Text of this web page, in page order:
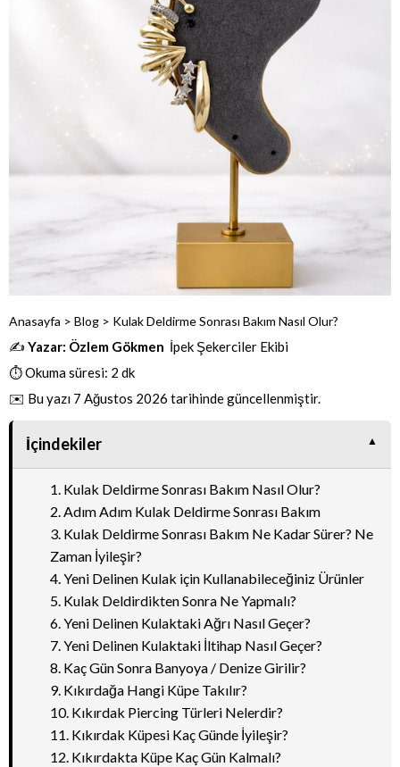
Anasayfa > Blog > Kulak Deldirme Sonrası Bakım Nasıl Olur?
✍️ Yazar: Özlem Gökmen İpek Şekerciler Ekibi
⏱️ Okuma süresi: 2 dk
✉️ Bu yazı 7 Ağustos 2026 tarihinde güncellenmiştir.
İçindekiler
1. Kulak Deldirme Sonrası Bakım Nasıl Olur?
2. Adım Adım Kulak Deldirme Sonrası Bakım
3. Kulak Deldirme Sonrası Bakım Ne Kadar Sürer? Ne
Zaman İyileşir?
4. Yeni Delinen Kulak için Kullanabileceğiniz Ürünler
5. Kulak Deldirdikten Sonra Ne Yapmalı?
6. Yeni Delinen Kulaktaki Ağrı Nasıl Geçer?
7. Yeni Delinen Kulaktaki İltihap Nasıl Geçer?
8. Kaç Gün Sonra Banyoya / Denize Girilir?
9. Kıkırdağa Hangi Küpe Takılır?
10. Kıkırdak Piercing Türleri Nelerdir?
11. Kıkırdak Küpesi Kaç Günde İyileşir?
12. Kıkırdakta Küpe Kaç Gün Kalmalı?